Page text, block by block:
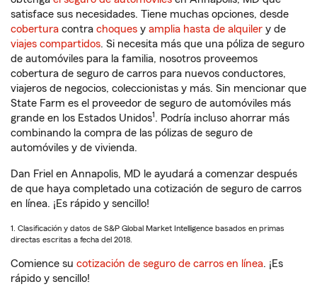
satisface sus necesidades. Tiene muchas opciones, desde
cobertura contra choques y amplia hasta de alquiler y de
viajes compartidos. Si necesita más que una póliza de seguro
de automóviles para la familia, nosotros proveemos
cobertura de seguro de carros para nuevos conductores,
viajeros de negocios, coleccionistas y más. Sin mencionar que
State Farm es el proveedor de seguro de automóviles más
grande en los Estados Unidos1. Podría incluso ahorrar más
combinando la compra de las pólizas de seguro de
automóviles y de vivienda.
Dan Friel en Annapolis, MD le ayudará a comenzar después
de que haya completado una cotización de seguro de carros
en línea. ¡Es rápido y sencillo!
1. Clasificación y datos de S&P Global Market Intelligence basados en primas
directas escritas a fecha del 2018.
Comience su cotización de seguro de carros en línea. ¡Es
rápido y sencillo!